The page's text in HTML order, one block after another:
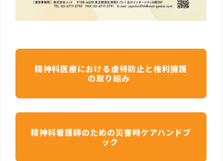
精神科医療における虐待防止と権利擁護
の取り組み
精神科看護師のための災害時ケアハンドブ
ック